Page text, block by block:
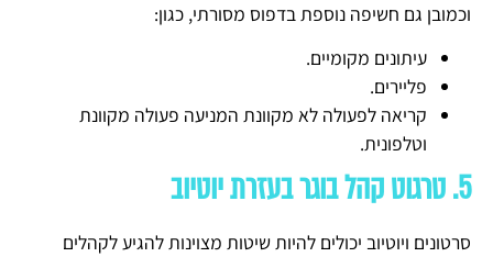
וכמובן גם חשיפה נוספת בדפוס מסורתי, כגון:
עיתונים מקומיים.
פליירים.
קריאה לפעולה לא מקוונת המניעה פעולה מקוונת
וטלפונית.
5. טרגוט קהל בוגר בעזרת יוטיוב
סרטונים ויוטיוב יכולים להיות שיטות מצוינות להגיע לקהלים